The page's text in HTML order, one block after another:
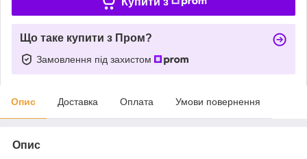
Що таке купити з Пром?
Замовлення під захистом
Опис Доставка Оплата Умови повернення
Опис